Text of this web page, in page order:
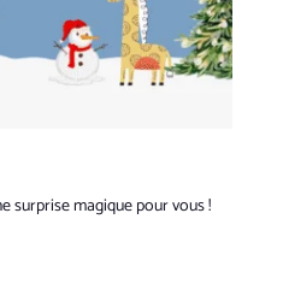
surprise magique pour vous !